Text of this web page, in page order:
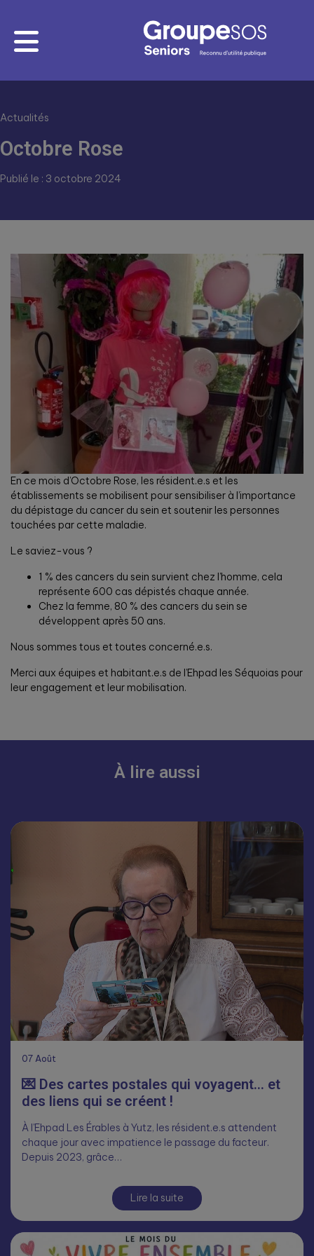
Actualités
Octobre Rose
Publié le : 3 octobre 2024
En ce mois d’Octobre Rose, les résident.e.s et les
établissements se mobilisent pour sensibiliser à l’importance
du dépistage du cancer du sein et soutenir les personnes
touchées par cette maladie.
Le saviez-vous ?
1 % des cancers du sein survient chez l’homme, cela
représente 600 cas dépistés chaque année.
Chez la femme, 80 % des cancers du sein se
développent après 50 ans.
Nous sommes tous et toutes concerné.e.s.
Merci aux équipes et habitant.e.s de l’Ehpad les Séquoias pour
leur engagement et leur mobilisation.
À lire aussi
07 Août
💌 Des cartes postales qui voyagent… et
des liens qui se créent !
À l’Ehpad Les Érables à Yutz, les résident.e.s attendent
chaque jour avec impatience le passage du facteur.
Depuis 2023, grâce…
Lire la suite